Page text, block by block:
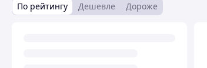
По рейтингу Дешевле Дороже